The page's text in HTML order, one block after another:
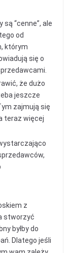
“cenne”, ale
od
którym
się o
że dużo
jeszcze
zajmują się
teraz więcej
z
stworzyć
byłby do
Dlatego jeśli